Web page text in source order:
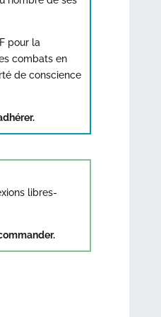
pour la
combats en
de conscience
libres-